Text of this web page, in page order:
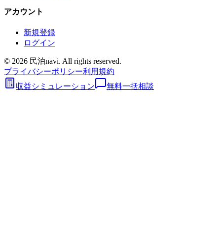
アカウント
新規登録
ログイン
© 2026 民泊navi. All rights reserved.
プライバシーポリシー利用規約
収益シミュレーション
無料一括相談